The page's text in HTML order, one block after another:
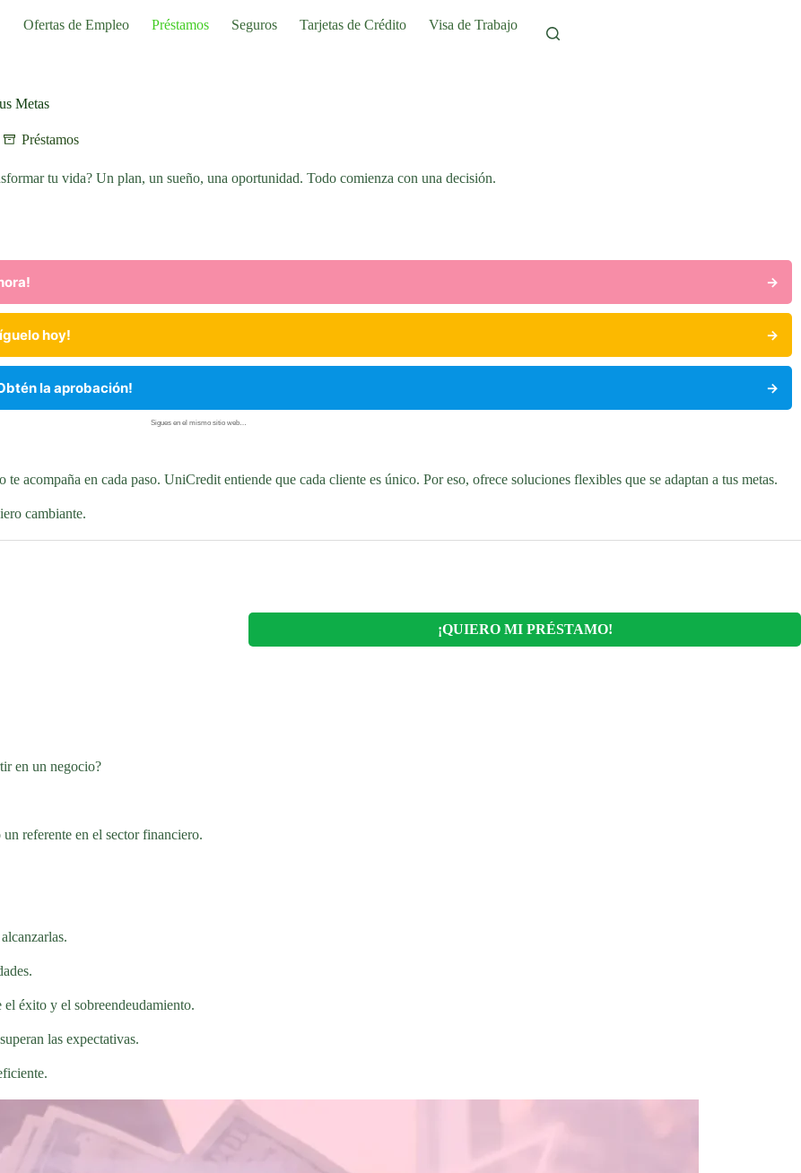
Ofertas de Empleo Préstamos Seguros Tarjetas de Crédito Visa de Trabajo
Metas
Préstamos
tu vida? Un plan, un sueño, una oportunidad. Todo comienza con una decisión.
→
hoy! →
la aprobación! →
Sigues en el mismo sitio web…
te acompaña en cada paso. UniCredit entiende que cada cliente es único. Por eso, ofrece soluciones flexibles que se adaptan a tus metas.
cambiante.
¡QUIERO MI PRÉSTAMO!
en un negocio?
referente en el sector financiero.
éxito y el sobreendeudamiento.
las expectativas.